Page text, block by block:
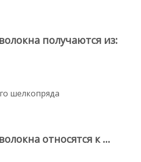
получаются из:
шелкопряда
относятся к ...